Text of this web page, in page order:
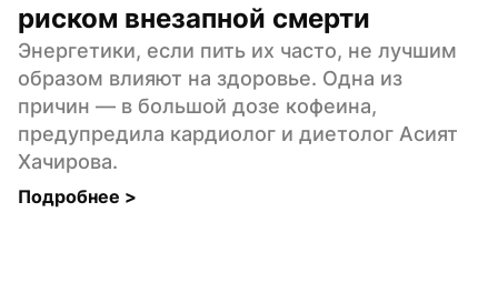
риском внезапной смерти
Энергетики, если пить их часто, не лучшим
образом влияют на здоровье. Одна из
причин — в большой дозе кофеина,
предупредила кардиолог и диетолог Асият
Хачирова.
Подробнее >